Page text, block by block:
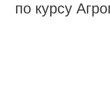
по курсу